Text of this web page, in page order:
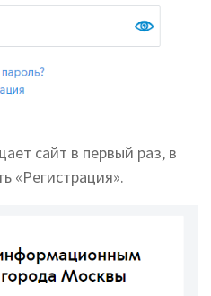
сайт в первый раз, в
«Регистрация».